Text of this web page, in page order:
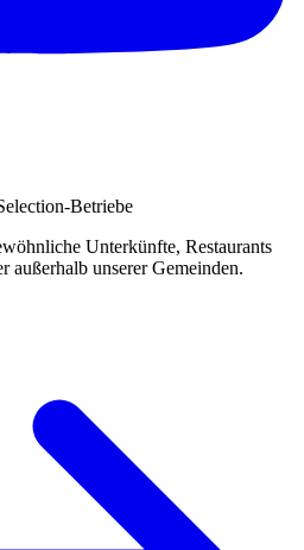
Betriebe
Unterkünfte, Restaurants
außerhalb unserer Gemeinden.